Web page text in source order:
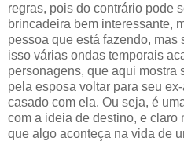
regras, pois do contrário pode
brincadeira bem interessante,
pessoa que está fazendo, mas
isso várias ondas temporais
personagens, que aqui mostra
pela esposa voltar para seu
casado com ela. Ou seja, é
com a ideia de destino, e claro
que algo aconteça na vida de